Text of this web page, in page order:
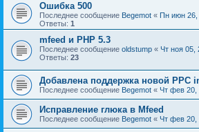
Ошибка 500
Последнее сообщение Begemot « Пн июн 26,
Ответы: 1
mfeed и PHP 5.3
Последнее сообщение oldstump « Чт ноя 05,
Ответы: 23
Добавлена поддержка новой PPC
Последнее сообщение Begemot « Чт фев 20,
Исправление глюка в Mfeed
Последнее сообщение Begemot « Чт фев 20,